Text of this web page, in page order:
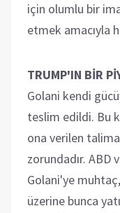
için olumlu bir
etmek amacıyla
TRUMP'IN BİR
Golani kendi
teslim edildi. Bu
ona verilen
zorundadır. ABD
Golani'ye
üzerine bunca